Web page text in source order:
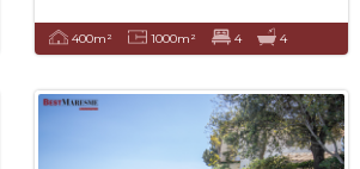
400m² 1000m² 4 4